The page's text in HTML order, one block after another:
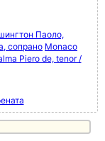
Паоло,
сопрано Monaco
Piero de, tenor /